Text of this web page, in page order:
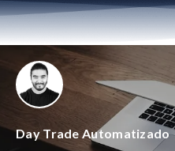
Day Trade Automatizado